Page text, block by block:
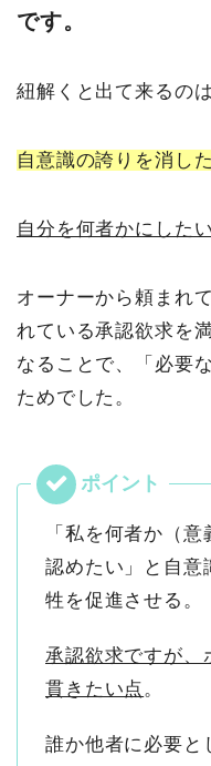
です。
紐解くと出て来るの
自意識の誇りを消し
自分を何者かにした
オーナーから頼まれ
れている承認欲求を
なることで、「必要
ためでした。
「私を何者か（
認めたい」と自意
牲を促進させる。
承認欲求ですが、
貫きたい点。
誰か他者に必要と